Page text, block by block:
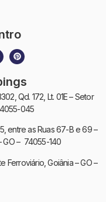
Qd. 172, Lt. 01E – Setor
045
entre as Ruas 67-B e 69 –
GO – 74055-140
Ferroviário, Goiânia – GO –